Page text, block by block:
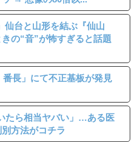
仙台と山形を結ぶ『仙山
の“音”が怖すぎると話題
番長」にて不正基板が発見
たら相当ヤバい」…ある医
方法がコチラ